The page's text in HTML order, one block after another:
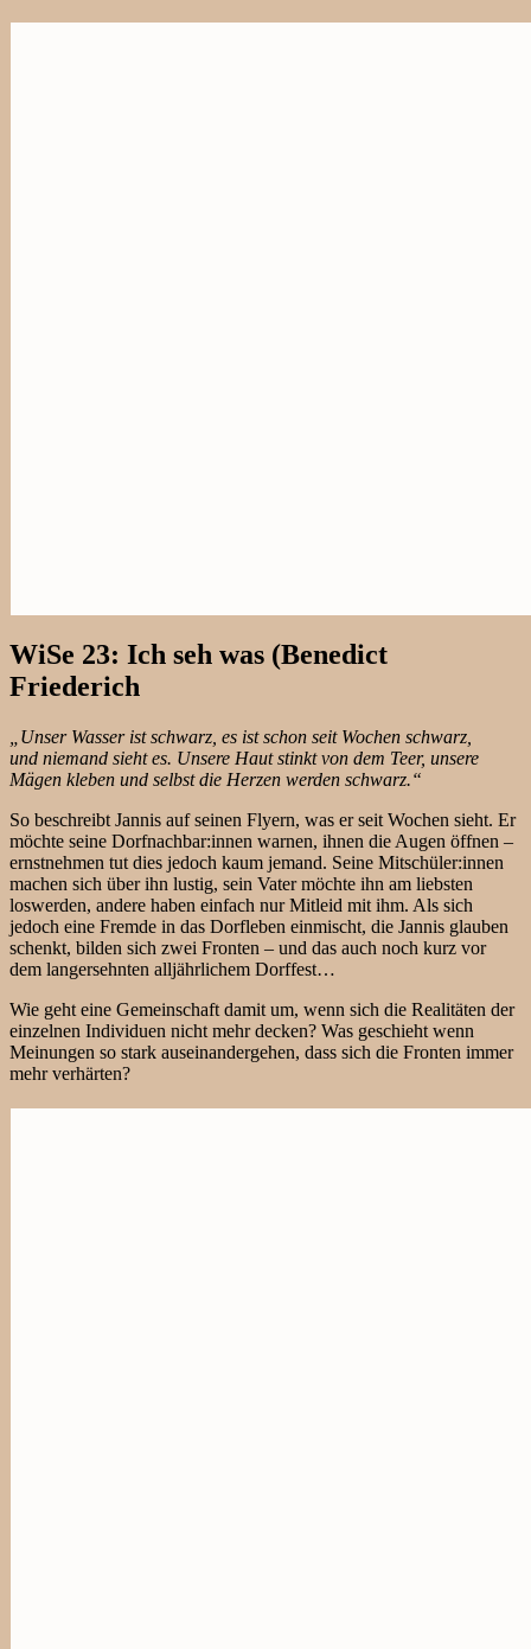
WiSe 23: Ich seh was (Benedict
Friederich
„Unser Wasser ist schwarz, es ist schon seit Wochen schwarz,
und niemand sieht es. Unsere Haut stinkt von dem Teer, unsere
Mägen kleben und selbst die Herzen werden schwarz.“
So beschreibt Jannis auf seinen Flyern, was er seit Wochen sieht. Er
möchte seine Dorfnachbar:innen warnen, ihnen die Augen öffnen –
ernstnehmen tut dies jedoch kaum jemand. Seine Mitschüler:innen
machen sich über ihn lustig, sein Vater möchte ihn am liebsten
loswerden, andere haben einfach nur Mitleid mit ihm. Als sich
jedoch eine Fremde in das Dorfleben einmischt, die Jannis glauben
schenkt, bilden sich zwei Fronten – und das auch noch kurz vor
dem langersehnten alljährlichem Dorffest…
Wie geht eine Gemeinschaft damit um, wenn sich die Realitäten der
einzelnen Individuen nicht mehr decken? Was geschieht wenn
Meinungen so stark auseinandergehen, dass sich die Fronten immer
mehr verhärten?